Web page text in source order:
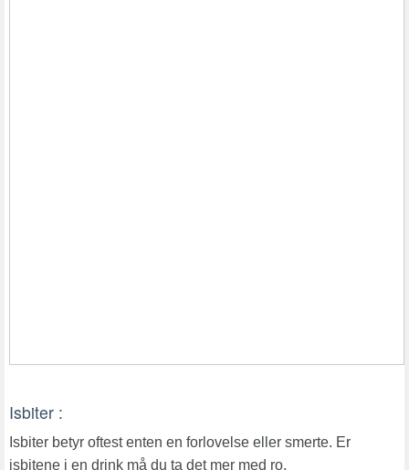
Isbiter :
Isbiter betyr oftest enten en forlovelse eller smerte. Er
isbitene i en drink må du ta det mer med ro.